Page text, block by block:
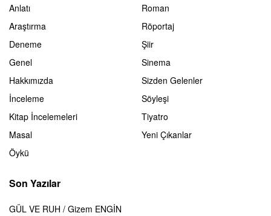
Anlatı
Araştırma
Deneme
Genel
Hakkımızda
İnceleme
Kitap İncelemeleri
Masal
Öykü
Roman
Röportaj
Şiir
Sinema
Sizden Gelenler
Söyleşi
Tiyatro
Yeni Çıkanlar
Son Yazılar
GÜL VE RUH / Gizem ENGİN